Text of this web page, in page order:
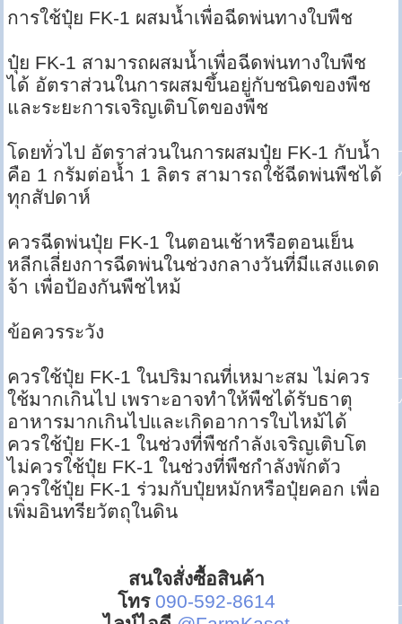
การใช้ปุ๋ย FK-1 ผสมน้ำเพื่อฉีดพ่นทางใบพืช
ปุ๋ย FK-1 สามารถผสมน้ำเพื่อฉีดพ่นทางใบพืช
ได้ อัตราส่วนในการผสมขึ้นอยู่กับชนิดของพืช
และระยะการเจริญเติบโตของพืช
โดยทั่วไป อัตราส่วนในการผสมปุ๋ย FK-1 กับน้ำ
คือ 1 กรัมต่อน้ำ 1 ลิตร สามารถใช้ฉีดพ่นพืชได้
ทุกสัปดาห์
ควรฉีดพ่นปุ๋ย FK-1 ในตอนเช้าหรือตอนเย็น
หลีกเลี่ยงการฉีดพ่นในช่วงกลางวันที่มีแสงแดด
จ้า เพื่อป้องกันพืชไหม้
ข้อควรระวัง
ควรใช้ปุ๋ย FK-1 ในปริมาณที่เหมาะสม ไม่ควร
ใช้มากเกินไป เพราะอาจทำให้พืชได้รับธาตุ
อาหารมากเกินไปและเกิดอาการใบไหม้ได้
ควรใช้ปุ๋ย FK-1 ในช่วงที่พืชกำลังเจริญเติบโต
ไม่ควรใช้ปุ๋ย FK-1 ในช่วงที่พืชกำลังพักตัว
ควรใช้ปุ๋ย FK-1 ร่วมกับปุ๋ยหมักหรือปุ๋ยคอก เพื่อ
เพิ่มอินทรียวัตถุในดิน
สนใจสั่งซื้อสินค้า
โทร 090-592-8614